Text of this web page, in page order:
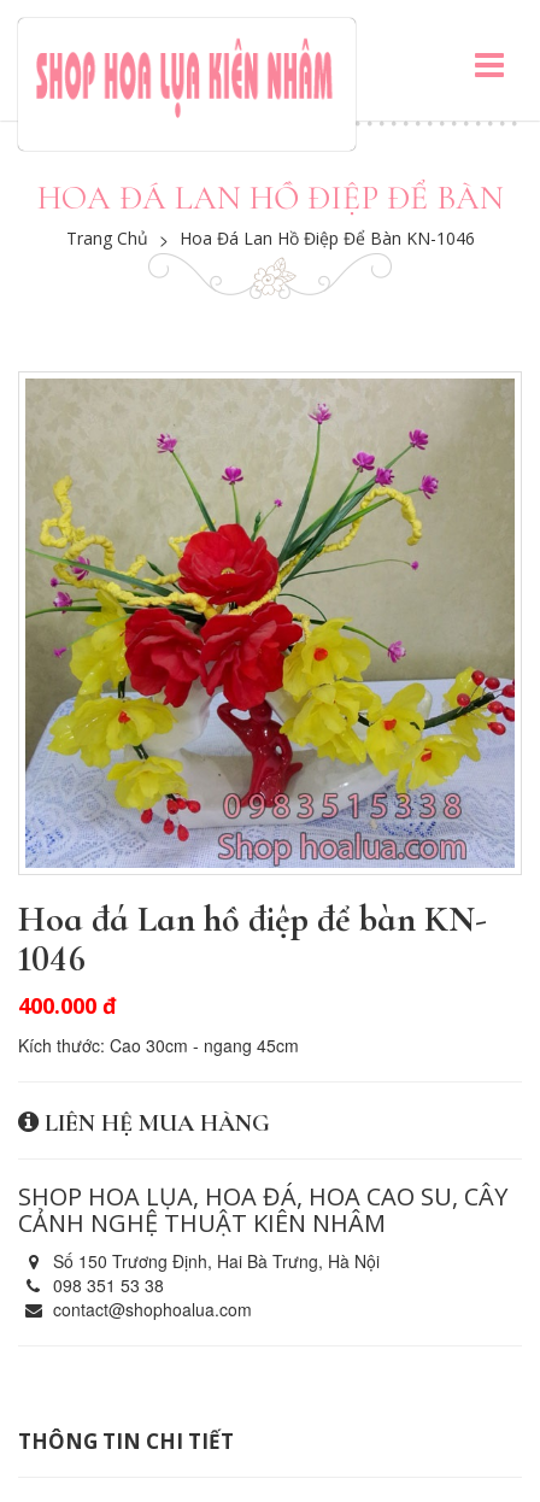
HOA ĐÁ LAN HỒ ĐIỆP ĐỂ BÀN
Trang Chủ > Hoa Đá Lan Hồ Điệp Để Bàn KN-1046
Hoa đá Lan hồ điệp để bàn KN-
1046
400.000 đ
Kích thước: Cao 30cm - ngang 45cm
LIÊN HỆ MUA HÀNG
SHOP HOA LỤA, HOA ĐÁ, HOA CAO SU, CÂY
CẢNH NGHỆ THUẬT KIÊN NHÂM
Số 150 Trương Định, Hai Bà Trưng, Hà Nội
098 351 53 38
contact@shophoalua.com
THÔNG TIN CHI TIẾT